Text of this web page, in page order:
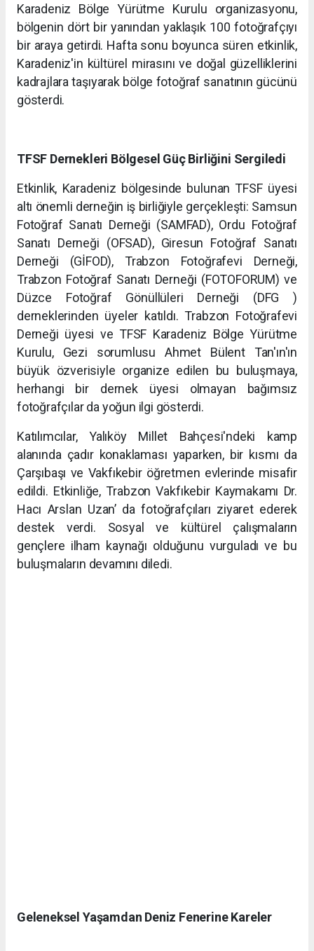
Karadeniz Bölge Yürütme Kurulu organizasyonu,
bölgenin dört bir yanından yaklaşık 100 fotoğrafçıyı
bir araya getirdi. Hafta sonu boyunca süren etkinlik,
Karadeniz'in kültürel mirasını ve doğal güzelliklerini
kadrajlara taşıyarak bölge fotoğraf sanatının gücünü
gösterdi.
TFSF Dernekleri Bölgesel Güç Birliğini Sergiledi
Etkinlik, Karadeniz bölgesinde bulunan TFSF üyesi
altı önemli derneğin iş birliğiyle gerçekleşti: Samsun
Fotoğraf Sanatı Derneği (SAMFAD), Ordu Fotoğraf
Sanatı Derneği (OFSAD), Giresun Fotoğraf Sanatı
Derneği (GİFOD), Trabzon Fotoğrafevi Derneği,
Trabzon Fotoğraf Sanatı Derneği (FOTOFORUM) ve
Düzce Fotoğraf Gönüllüleri Derneği (DFG )
derneklerinden üyeler katıldı. Trabzon Fotoğrafevi
Derneği üyesi ve TFSF Karadeniz Bölge Yürütme
Kurulu, Gezi sorumlusu Ahmet Bülent Tan'ın'ın
büyük özverisiyle organize edilen bu buluşmaya,
herhangi bir dernek üyesi olmayan bağımsız
fotoğrafçılar da yoğun ilgi gösterdi.
Katılımcılar, Yalıköy Millet Bahçesi'ndeki kamp
alanında çadır konaklaması yaparken, bir kısmı da
Çarşıbaşı ve Vakfıkebir öğretmen evlerinde misafir
edildi. Etkinliğe, Trabzon Vakfıkebir Kaymakamı Dr.
Hacı Arslan Uzan’ da fotoğrafçıları ziyaret ederek
destek verdi. Sosyal ve kültürel çalışmaların
gençlere ilham kaynağı olduğunu vurguladı ve bu
buluşmaların devamını diledi.
Geleneksel Yaşamdan Deniz Fenerine Kareler